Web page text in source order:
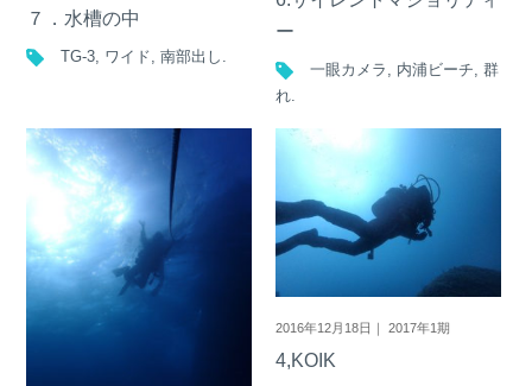
７．水槽の中
TG-3 ワイド ,南部出し
ー
一眼カメラ , 内浦ビーチ,群
れ.
2016年12月18日｜ 2017年1期
4,KOIK